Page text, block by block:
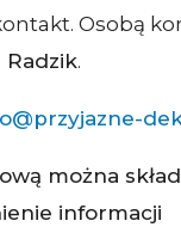
Osobą
Radzik.
można
informacji